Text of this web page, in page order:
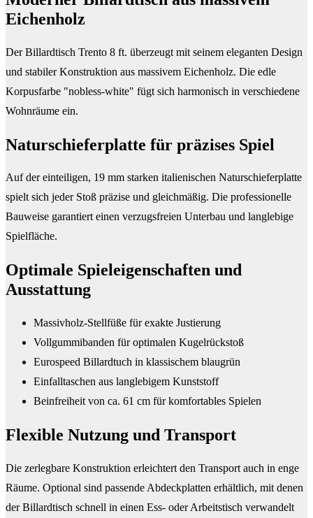
Eichenholz
Der Billardtisch Trento 8 ft. überzeugt mit seinem eleganten Design
und stabiler Konstruktion aus massivem Eichenholz. Die edle
Korpusfarbe "nobless-white" fügt sich harmonisch in verschiedene
Wohnräume ein.
Naturschieferplatte für präzises Spiel
Auf der einteiligen, 19 mm starken italienischen Naturschieferplatte
spielt sich jeder Stoß präzise und gleichmäßig. Die professionelle
Bauweise garantiert einen verzugsfreien Unterbau und langlebige
Spielfläche.
Optimale Spieleigenschaften und
Ausstattung
Massivholz-Stellfüße für exakte Justierung
Vollgummibanden für optimalen Kugelrückstoß
Eurospeed Billardtuch in klassischem blaugrün
Einfalltaschen aus langlebigem Kunststoff
Beinfreiheit von ca. 61 cm für komfortables Spielen
Flexible Nutzung und Transport
Die zerlegbare Konstruktion erleichtert den Transport auch in enge
Räume. Optional sind passende Abdeckplatten erhältlich, mit denen
der Billardtisch schnell in einen Ess- oder Arbeitstisch verwandelt